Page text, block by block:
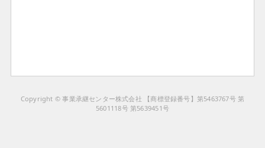
Copyright © 事業承継センター株式会社 【商標登録番号】第5463767号 第
5601118号 第5639451号